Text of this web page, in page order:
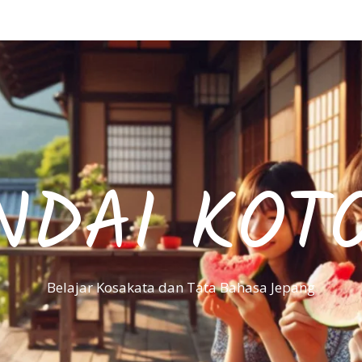
Belajar Kosakata dan Tata Bahasa Jepang